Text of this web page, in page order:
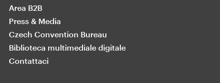
Area B2B
Press & Media
Czech Convention Bureau
Biblioteca multimediale digitale
Contattaci